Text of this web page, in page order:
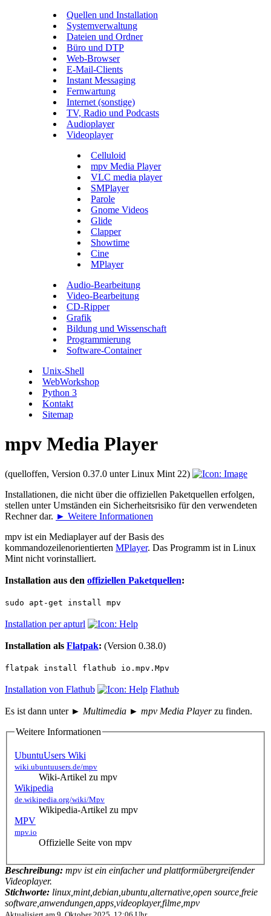
Quellen und Installation
Systemverwaltung
Dateien und Ordner
Büro und DTP
Web-Browser
E-Mail-Clients
Instant Messaging
Fernwartung
Internet (sonstige)
TV, Radio und Podcasts
Audioplayer
Videoplayer
Celluloid
mpv Media Player
VLC media player
SMPlayer
Parole
Gnome Videos
Glide
Clapper
Showtime
Cine
MPlayer
Audio-Bearbeitung
Video-Bearbeitung
CD-Ripper
Grafik
Bildung und Wissenschaft
Programmierung
Software-Container
Unix-Shell
WebWorkshop
Python 3
Kontakt
Sitemap
mpv Media Player
(quelloffen, Version 0.37.0 unter Linux Mint 22)
Installationen, die nicht über die offiziellen Paketquellen erfolgen,
stellen unter Umständen ein Sicherheitsrisiko für den verwendeten
Rechner dar. ► Weitere Informationen
mpv ist ein Mediaplayer auf der Basis des
kommandozeilenorientierten MPlayer. Das Programm ist in Linux
Mint nicht vorinstalliert.
Installation aus den offiziellen Paketquellen:
sudo apt-get install mpv
Installation per apturl
Installation als Flatpak: (Version 0.38.0)
flatpak install flathub io.mpv.Mpv
Installation von Flathub Flathub
Es ist dann unter ► Multimedia ► mpv Media Playerzu finden.
Weitere Informationen
UbuntuUsers Wiki
wiki.ubuntuusers.de/mpv
Wiki-Artikel zu mpv
Wikipedia
de.wikipedia.org/wiki/Mpv
Wikipedia-Artikel zu mpv
MPV
mpv.io
Offizielle Seite von mpv
Beschreibung: mpv ist ein einfacher und plattformübergreifender
Videoplayer.
Stichworte: linux,mint,debian,ubuntu,alternative,open source,freie
software,anwendungen,apps,videoplayer,filme,mpv